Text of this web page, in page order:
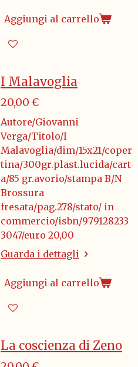
Aggiungi al carrello
I Malavoglia
20,00 €
Autore/Giovanni
Verga/Titolo/I
Malavoglia/dim/15x21/coper
tina/300gr.plast.lucida/cart
a/85 gr.avorio/stampa B/N
Brossura
fresata/pag.278/stato/ in
commercio/isbn/979128233
3047/euro 20,00
Guarda i dettagli
Aggiungi al carrello
La coscienza di Zeno